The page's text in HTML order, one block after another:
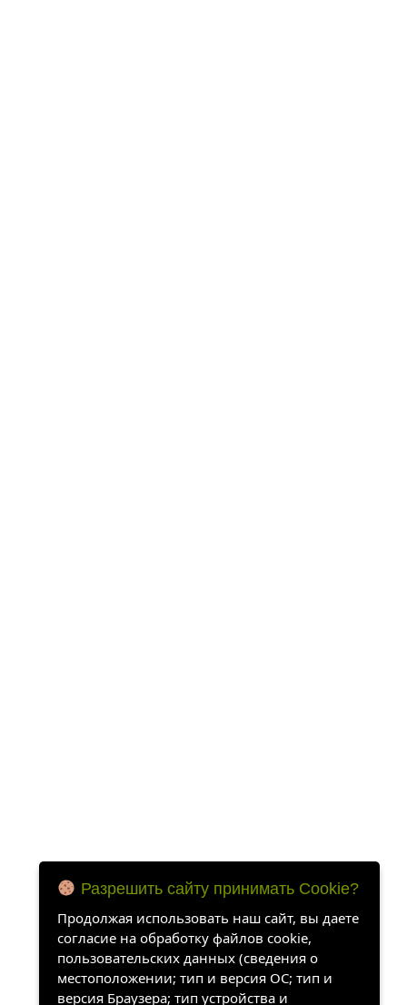
Разрешить сайту принимать Cookie?
Продолжая использовать наш сайт, вы даете
согласие на обработку файлов cookie,
пользовательских данных (сведения о
местоположении; тип и версия ОС; тип и
версия Браузера; тип устройства и